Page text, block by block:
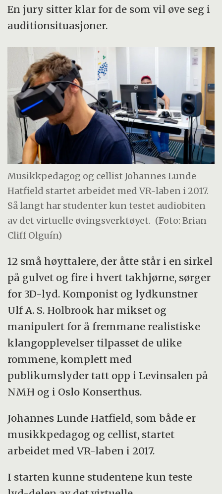
En jury sitter klar for de som vil øve seg i
auditionsituasjoner.
Musikkpedagog og cellist Johannes Lunde
Hatfield startet arbeidet med VR-laben i 2017.
Så langt har studenter kun testet audiobiten
av det virtuelle øvingsverktøyet. (Foto: Brian
Cliff Olguín)
12 små høyttalere, der åtte står i en sirkel
på gulvet og fire i hvert takhjørne, sørger
for 3D-lyd. Komponist og lydkunstner
Ulf A. S. Holbrook har mikset og
manipulert for å fremmane realistiske
klangopplevelser tilpasset de ulike
rommene, komplett med
publikumslyder tatt opp i Levinsalen på
NMH og i Oslo Konserthus.
Johannes Lunde Hatfield, som både er
musikkpedagog og cellist, startet
arbeidet med VR-laben i 2017.
I starten kunne studentene kun teste